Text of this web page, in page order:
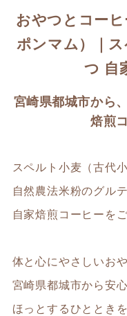
おやつとコー
ポンマム）｜
つ 自
宮崎県都城市から
焙煎
スペルト小麦（古代
自然農法米粉のグル
自家焙煎コーヒーを
体と心にやさしいお
宮崎県都城市から安
ほっとするひととき